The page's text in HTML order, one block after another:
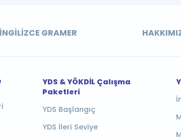
İNGILIZCE GRAMER
YDS & YÖKDİL Çalışma
Paketleri
YDS Başlangıç
YDS İleri Seviye